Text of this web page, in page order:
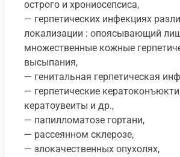
острого и хрониосепсиса,
— герпетических инфекциях
локализации : опоясывающий
множественные кожные
высыпания,
— генитальная герпетическая
— герпетические
кератоувеиты и др.,
— папилломатозе гортани,
— рассеянном склерозе,
— злокачественных опухолях,